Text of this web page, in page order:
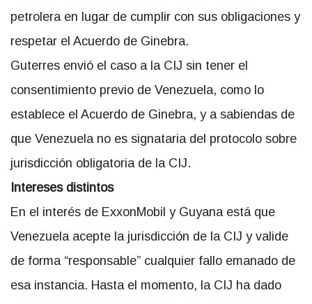
petrolera en lugar de cumplir con sus obligaciones y
respetar el Acuerdo de Ginebra.
Guterres envió el caso a la CIJ sin tener el
consentimiento previo de Venezuela, como lo
establece el Acuerdo de Ginebra, y a sabiendas de
que Venezuela no es signataria del protocolo sobre
jurisdicción obligatoria de la CIJ.
Intereses distintos
En el interés de ExxonMobil y Guyana está que
Venezuela acepte la jurisdicción de la CIJ y valide
de forma “responsable” cualquier fallo emanado de
esa instancia. Hasta el momento, la CIJ ha dado